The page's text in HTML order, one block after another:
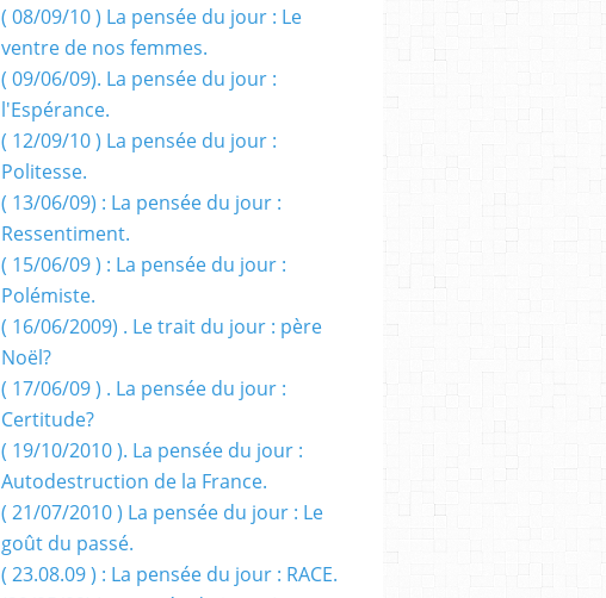
( 08/09/10 ) La pensée du jour : Le
ventre de nos femmes.
( 09/06/09). La pensée du jour :
l'Espérance.
( 12/09/10 ) La pensée du jour :
Politesse.
( 13/06/09) : La pensée du jour :
Ressentiment.
( 15/06/09 ) : La pensée du jour :
Polémiste.
( 16/06/2009) . Le trait du jour : père
Noël?
( 17/06/09 ) . La pensée du jour :
Certitude?
( 19/10/2010 ). La pensée du jour :
Autodestruction de la France.
( 21/07/2010 ) La pensée du jour : Le
goût du passé.
( 23.08.09 ) : La pensée du jour : RACE.